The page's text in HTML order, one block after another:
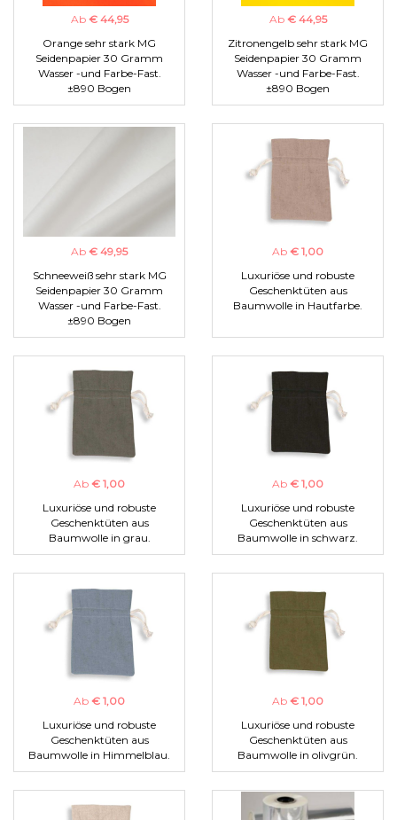
Ab € 44,95
Orange sehr stark MG
Seidenpapier 30 Gramm
Wasser -und Farbe-Fast.
±890 Bogen
Ab € 44,95
Zitronengelb sehr stark MG
Seidenpapier 30 Gramm
Wasser -und Farbe-Fast.
±890 Bogen
Ab € 49,95
Schneeweiß sehr stark MG
Seidenpapier 30 Gramm
Wasser -und Farbe-Fast.
±890 Bogen
Ab € 1,00
Luxuriöse und robuste
Geschenktüten aus
Baumwolle in Hautfarbe.
Ab € 1,00
Luxuriöse und robuste
Geschenktüten aus
Baumwolle in grau.
Ab € 1,00
Luxuriöse und robuste
Geschenktüten aus
Baumwolle in schwarz.
Ab € 1,00
Luxuriöse und robuste
Geschenktüten aus
Baumwolle in Himmelblau.
Ab € 1,00
Luxuriöse und robuste
Geschenktüten aus
Baumwolle in olivgrün.